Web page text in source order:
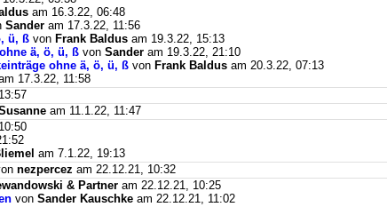
am 16.3.22, 06:48
Sander am 17.3.22, 11:56
ü, ß von Frank Baldus am 19.3.22, 15:13
ä, ö, ü, ß von Sander am 19.3.22, 21:10
ohne ä, ö, ü, ß von Frank Baldus am 20.3.22, 07:13
17.3.22, 11:58
am 11.1.22, 11:47
am 7.1.22, 19:13
nezpercez am 22.12.21, 10:32
& Partner am 22.12.21, 10:25
von Sander Kauschke am 22.12.21, 11:02